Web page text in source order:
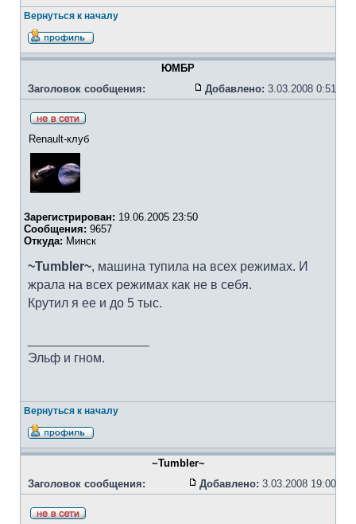
Вернуться к началу
ЮМБР
Заголовок сообщения:
Добавлено: 3.03.2008 0:51
Renault-клуб
Зарегистрирован: 19.06.2005 23:50
Сообщения: 9657
Откуда: Минск
~Tumbler~, машина тупила на всех режимах. И
жрала на всех режимах как не в себя.
Крутил я ее и до 5 тыс.
Эльф и гном.
Вернуться к началу
~Tumbler~
Заголовок сообщения:
Добавлено: 3.03.2008 19:00